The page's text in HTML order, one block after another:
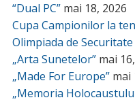
“Dual PC” mai 18, 2026
Cupa Campionilor la
Olimpiada de
„Arta Sunetelor” mai
„Made For Europe” mai
„Memoria